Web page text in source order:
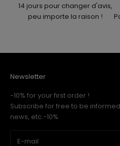
14 jours pour changer d'avis,
peu importe la raison !
Newsletter
-10% for your first order !
Subscribe for free to be
news, etc.-10%